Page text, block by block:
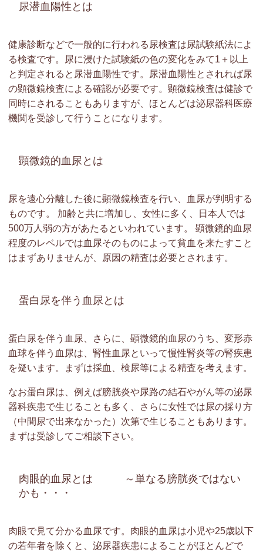
尿潜血陽性とは
健康診断などで一般的に行われる尿検査は尿試験紙法によ
る検査です。尿に浸けた試験紙の色の変化をみて1＋以上
と判定されると尿潜血陽性です。尿潜血陽性とされれば尿
の顕微鏡検査による確認が必要です。顕微鏡検査は健診で
同時にされることもありますが、ほとんどは泌尿器科医療
機関を受診して行うことになります。
顕微鏡的血尿とは
尿を遠心分離した後に顕微鏡検査を行い、血尿が判明する
ものです。 加齢と共に増加し、女性に多く、日本人では
500万人弱の方があたるといわれています。 顕微鏡的血尿
程度のレベルでは血尿そのものによって貧血を来たすこと
はまずありませんが、原因の精査は必要とされます。
蛋白尿を伴う血尿とは
蛋白尿を伴う血尿、さらに、顕微鏡的血尿のうち、変形赤
血球を伴う血尿は、腎性血尿といって慢性腎炎等の腎疾患
を疑います。まずは採血、検尿等による精査を考えます。
なお蛋白尿は、例えば膀胱炎や尿路の結石やがん等の泌尿
器科疾患で生じることも多く、さらに女性では尿の採り方
（中間尿で出来なかった）次第で生じることもあります。
まずは受診してご相談下さい。
肉眼的血尿とは ～単なる膀胱炎ではない
かも・・・
肉眼で見て分かる血尿です。肉眼的血尿は小児や25歳以下
の若年者を除くと、泌尿器疾患によることがほとんどで